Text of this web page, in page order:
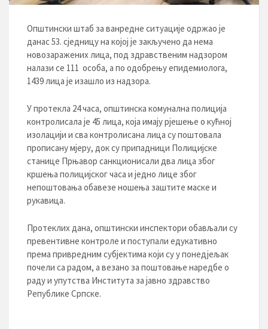
Општински штаб за ванредне ситуације одржао је
данас 53. сједницу на којој је закључено да нема
новозаражених лица, под здравственим надзором
налази се 111 особа, а по одобрењу епидемиолога,
1439 лица је изашло из надзора.
У протекла 24 часа, општинска комунална полиција
контролисала је 45 лица, која имају рјешење о кућној
изолацији и сва контролисана лица су поштовала
прописану мјеру, док су припадници Полицијске
станице Прњавор санкционисали два лица због
кршења полицијског часа и једно лице због
непоштовања обавезе ношења заштите маске и
рукавица.
Протеклих дана, општински инспектори обављали су
превентивне контроле и поступали едукативно
према привредним субјектима који су у понедјељак
почели са радом, а везано за поштовање наредбе о
раду и упутства Института за јавно здравство
Републике Српске.